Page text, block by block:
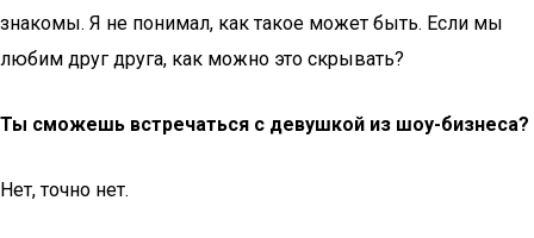
знакомы. Я не понимал, как такое может быть. Если мы
любим друг друга, как можно это скрывать?
Ты сможешь встречаться с девушкой из шоу-бизнеса?
Нет, точно нет.